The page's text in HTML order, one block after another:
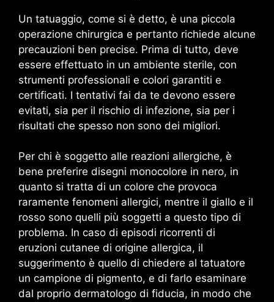
Un tatuaggio, come si è detto, è una piccola
operazione chirurgica e pertanto richiede alcune
precauzioni ben precise. Prima di tutto, deve
essere effettuato in un ambiente sterile, con
strumenti professionali e colori garantiti e
certificati. I tentativi fai da te devono essere
evitati, sia per il rischio di infezione, sia per i
risultati che spesso non sono dei migliori.
Per chi è soggetto alle reazioni allergiche, è
bene preferire disegni monocolore in nero, in
quanto si tratta di un colore che provoca
raramente fenomeni allergici, mentre il giallo e il
rosso sono quelli più soggetti a questo tipo di
problema. In caso di episodi ricorrenti di
eruzioni cutanee di origine allergica, il
suggerimento è quello di chiedere al tatuatore
un campione di pigmento, e di farlo esaminare
dal proprio dermatologo di fiducia, in modo che